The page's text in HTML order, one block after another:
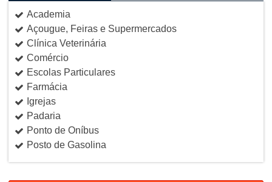
Academia
Açougue, Feiras e Supermercados
Clínica Veterinária
Comércio
Escolas Particulares
Farmácia
Igrejas
Padaria
Ponto de Oníbus
Posto de Gasolina